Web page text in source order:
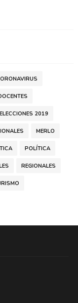
ELECCIONES 2019
MERLO
POLÍTICA
REGIONALES